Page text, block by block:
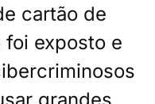
cartão de
exposto e
grandes